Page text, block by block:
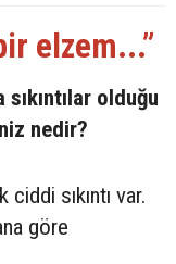
elzem...”
olduğu
nedir?
sıkıntı var.
göre